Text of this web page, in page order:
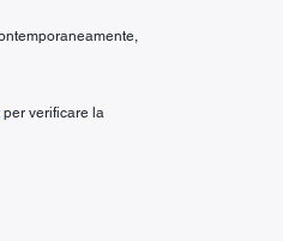
per verificare la